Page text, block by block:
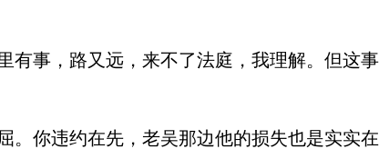
事，路又远，来不了法庭，我理解。但这
你违约在先，老吴那边他的损失也是实实